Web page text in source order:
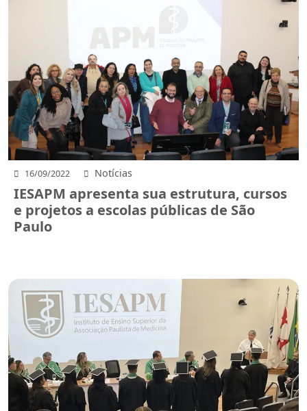
16/09/2022 Notícias
IESAPM apresenta sua estrutura, cursos
e projetos a escolas públicas de São
Paulo